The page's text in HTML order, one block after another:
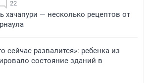
22
хачапури — несколько рецептов от
сейчас развалится»: ребенка из
состояние зданий в